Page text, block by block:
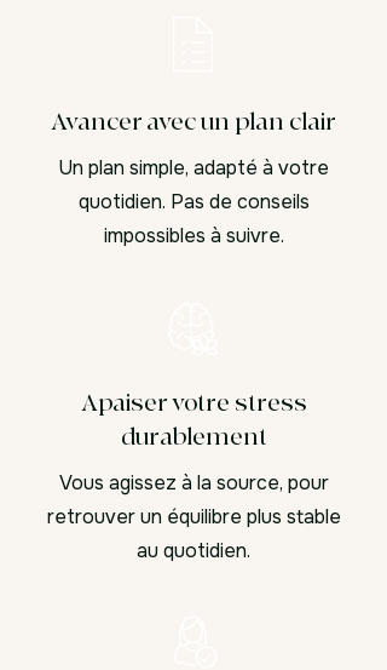
Avancer avec un plan clair
Un plan simple, adapté à votre
quotidien. Pas de conseils
impossibles à suivre.
Apaiser votre stress
durablement
Vous agissez à la source, pour
retrouver un équilibre plus stable
au quotidien.